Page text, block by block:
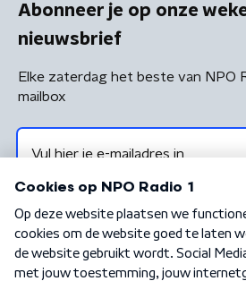
Abonneer je op onze
nieuwsbrief
Elke zaterdag het beste van NPO
mailbox
Algemene voorwaarden